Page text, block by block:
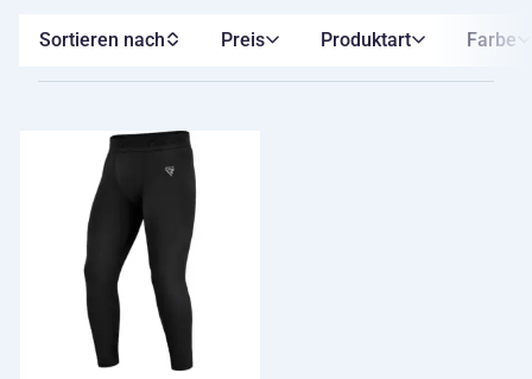
Preis Produktart Farbe
Sortieren nach